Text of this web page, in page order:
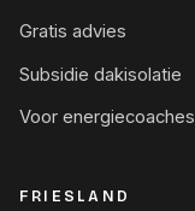
Gratis advies
Subsidie dakisolatie
Voor energiecoaches
FRIESLAND